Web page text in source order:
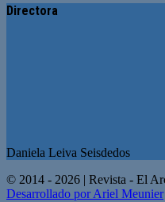
Directora
Daniela Leiva Seisdedos
© 2014 - 2026 | Revista - El
Desarrollado por Ariel Meunier